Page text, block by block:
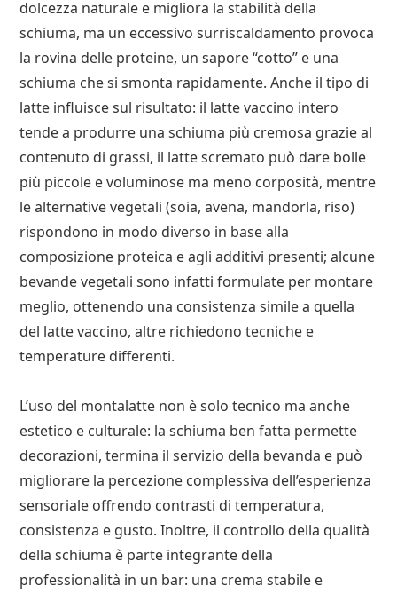
dolcezza naturale e migliora la stabilità della
schiuma, ma un eccessivo surriscaldamento provoca
la rovina delle proteine, un sapore “cotto” e una
schiuma che si smonta rapidamente. Anche il tipo di
latte influisce sul risultato: il latte vaccino intero
tende a produrre una schiuma più cremosa grazie al
contenuto di grassi, il latte scremato può dare bolle
più piccole e voluminose ma meno corposità, mentre
le alternative vegetali (soia, avena, mandorla, riso)
rispondono in modo diverso in base alla
composizione proteica e agli additivi presenti; alcune
bevande vegetali sono infatti formulate per montare
meglio, ottenendo una consistenza simile a quella
del latte vaccino, altre richiedono tecniche e
temperature differenti.
L’uso del montalatte non è solo tecnico ma anche
estetico e culturale: la schiuma ben fatta permette
decorazioni, termina il servizio della bevanda e può
migliorare la percezione complessiva dell’esperienza
sensoriale offrendo contrasti di temperatura,
consistenza e gusto. Inoltre, il controllo della qualità
della schiuma è parte integrante della
professionalità in un bar: una crema stabile e